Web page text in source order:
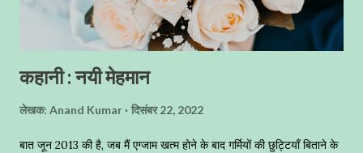
कहानी : नयी मेहमान
लेखक: Anand Kumar दिसंबर 22, 2022
बात जून 2013 की है, जब मैं एग्जाम खत्म होने के बाद गर्मियों की छुट्टियाँ बिताने के